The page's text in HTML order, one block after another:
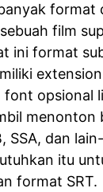
format
film
ini format
font opsional
menonton
SSA, dan
itu
format SRT.